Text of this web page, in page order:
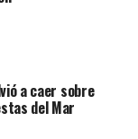
a caer sobre
del Mar